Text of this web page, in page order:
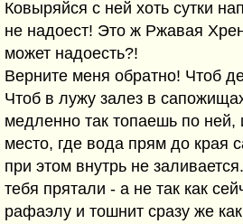
Ковыряйся с ней хоть сутки
не надоест! Это ж Ржавая
может надоесть?!
Верните меня обратно! Чтоб
Чтоб в лужу залез в
медленно так топаешь по
место, где вода прям до края
при этом внутрь не
тебя прятали - а не так как
рафаэлу и тошнит сразу же